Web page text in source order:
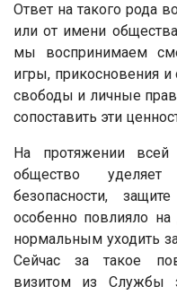
Ответ на такого рода
или от имени
мы воспринимаем
игры, прикосновения
свободы и личные
сопоставить эти
На протяжении
общество
безопасности,
особенно повлияло
нормальным уходить
Сейчас за такое
визитом из Службы